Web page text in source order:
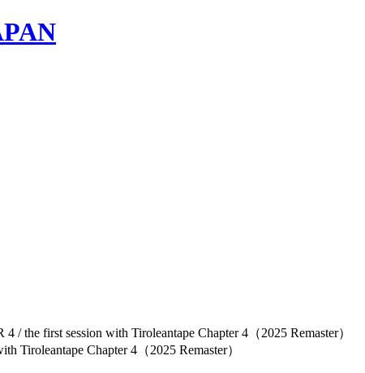
the first session with Tiroleantape Chapter 4（2025 Remaster）